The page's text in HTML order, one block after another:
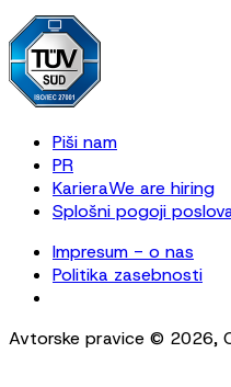
Piši nam
PR
KarieraWe are hiring
Splošni pogoji
Impresum - o nas
Politika zasebnosti
Avtorske pravice © 2026,